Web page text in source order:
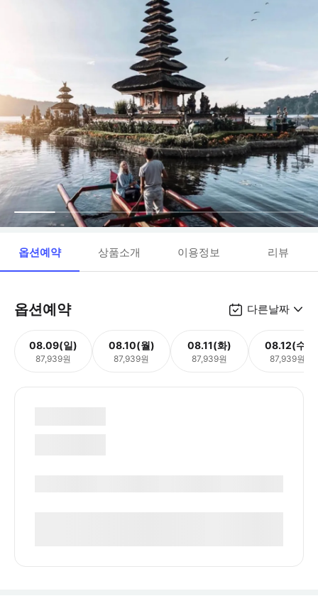
옵션예약 상품소개 이용정보 리뷰
옵션예약 다른날짜
08.09(일)
87,939원
08.10(월)
87,939원
08.11(화)
87,939원
08.12(수)
87,939원